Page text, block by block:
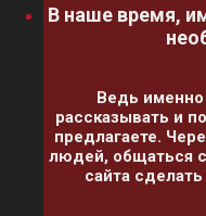
В наше время,
Ведь
рассказывать и
предлагаете.
людей, общаться
сайта